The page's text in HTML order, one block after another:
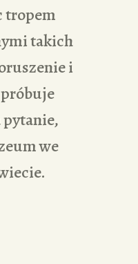
tropem
takich
i
we